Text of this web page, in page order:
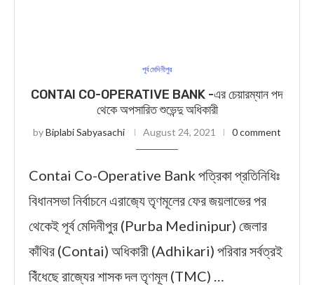
পূর্ব মেদিনীপুর
CONTAI CO-OPERATIVE BANK -এর চেয়ারম্যান পদ
থেকে অপসারিত শুভেন্দু অধিকারী
byBiplabi Sabyasachi August 24, 2021 0 comment
Contai Co-Operative Bank পত্রিকা প্রতিনিধিঃ
বিধানসভা নির্বাচনে এরাজ‍্যে তৃণমূলের ফের জয়লাভের পর
থেকেই পূর্ব মেদিনীপুর (Purba Medinipur) জেলার
কাঁথির (Contai) অধিকারী (Adhikari) পরিবার সর্বত্রই
বিঁধেছে রাজ্যের শাসক দল তৃণমূল (TMC) …